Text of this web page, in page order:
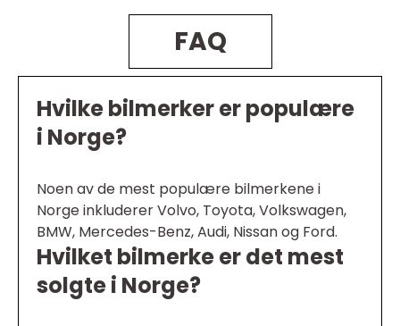
FAQ
Hvilke bilmerker er populære
i Norge?
Noen av de mest populære bilmerkene i
Norge inkluderer Volvo, Toyota, Volkswagen,
BMW, Mercedes-Benz, Audi, Nissan og Ford.
Hvilket bilmerke er det mest
solgte i Norge?